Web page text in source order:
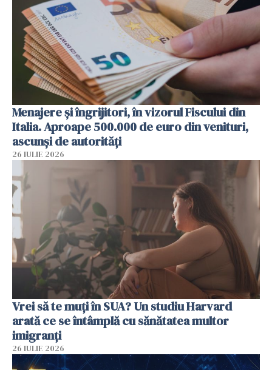
Menajere și îngrijitori, în vizorul Fiscului din
Italia. Aproape 500.000 de euro din venituri,
ascunși de autorități
26 IULIE 2026
Vrei să te muți în SUA? Un studiu Harvard
arată ce se întâmplă cu sănătatea multor
imigranți
26 IULIE 2026